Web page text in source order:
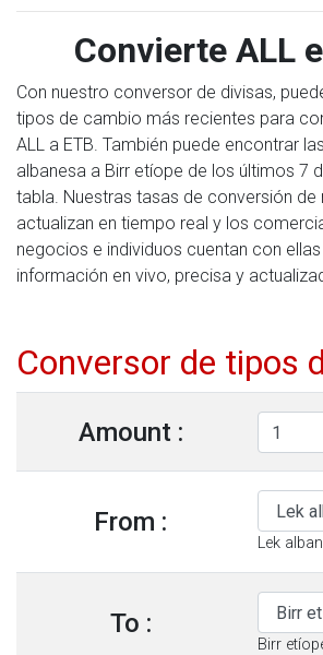
Convierte ALL
Con nuestro conversor de divisas,
tipos de cambio más recientes para
ALL a ETB. También puede encontrar
albanesa a Birr etíope de los últimos 7
tabla. Nuestras tasas de conversión de
actualizan en tiempo real y los
negocios e individuos cuentan con
información en vivo, precisa y
Conversor de tipos
Amount :
From :
Lek
To :
Birr